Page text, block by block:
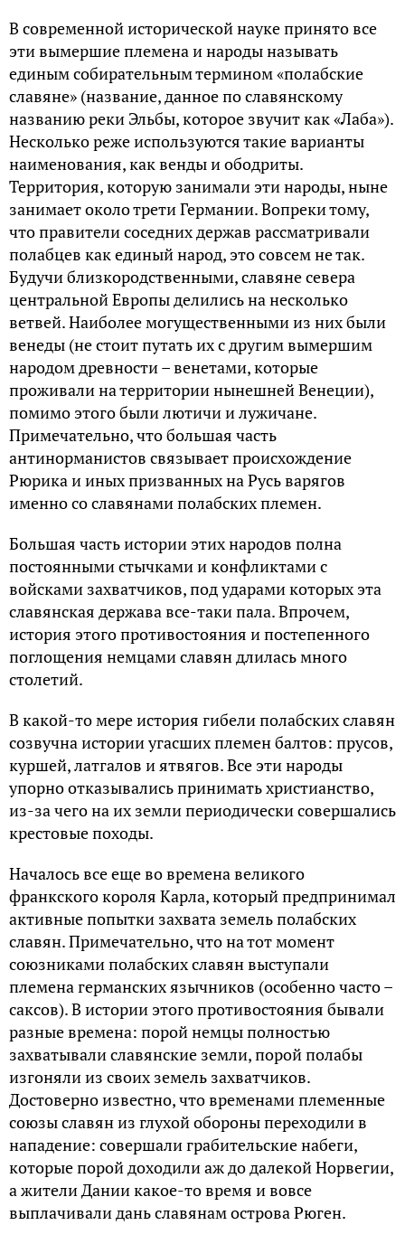
В современной исторической науке принято все
эти вымершие племена и народы называть
единым собирательным термином «полабские
славяне» (название, данное по славянскому
названию реки Эльбы, которое звучит как «Лаба»).
Несколько реже используются такие варианты
наименования, как венды и ободриты.
Территория, которую занимали эти народы, ныне
занимает около трети Германии. Вопреки тому,
что правители соседних держав рассматривали
полабцев как единый народ, это совсем не так.
Будучи близкородственными, славяне севера
центральной Европы делились на несколько
ветвей. Наиболее могущественными из них были
венеды (не стоит путать их с другим вымершим
народом древности – венетами, которые
проживали на территории нынешней Венеции),
помимо этого были лютичи и лужичане.
Примечательно, что большая часть
антинорманистов связывает происхождение
Рюрика и иных призванных на Русь варягов
именно со славянами полабских племен.
Большая часть истории этих народов полна
постоянными стычками и конфликтами с
войсками захватчиков, под ударами которых эта
славянская держава все-таки пала. Впрочем,
история этого противостояния и постепенного
поглощения немцами славян длилась много
столетий.
В какой-то мере история гибели полабских славян
созвучна истории угасших племен балтов: прусов,
куршей, латгалов и ятвягов. Все эти народы
упорно отказывались принимать христианство,
из-за чего на их земли периодически совершались
крестовые походы.
Началось все еще во времена великого
франкского короля Карла, который предпринимал
активные попытки захвата земель полабских
славян. Примечательно, что на тот момент
союзниками полабских славян выступали
племена германских язычников (особенно часто –
саксов). В истории этого противостояния бывали
разные времена: порой немцы полностью
захватывали славянские земли, порой полабы
изгоняли из своих земель захватчиков.
Достоверно известно, что временами племенные
союзы славян из глухой обороны переходили в
нападение: совершали грабительские набеги,
которые порой доходили аж до далекой Норвегии,
а жители Дании какое-то время и вовсе
выплачивали дань славянам острова Рюген.